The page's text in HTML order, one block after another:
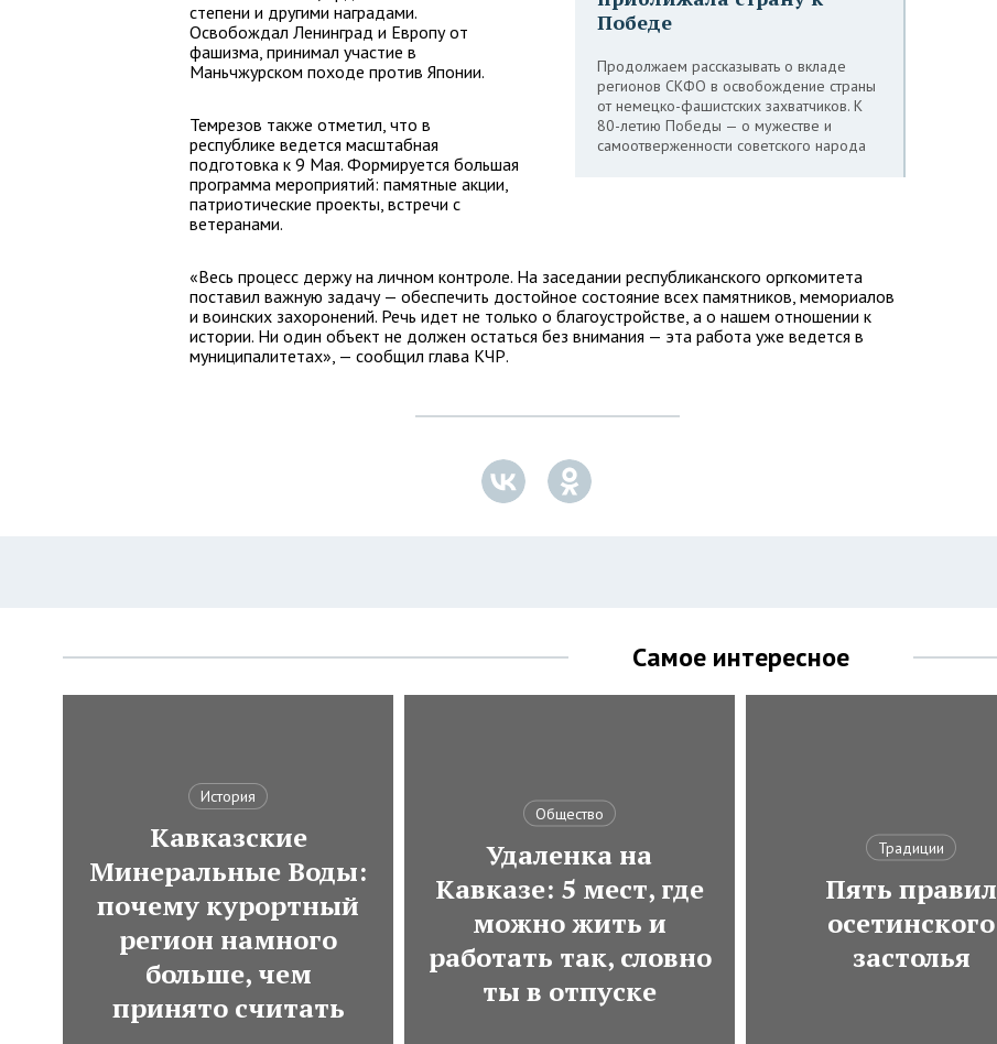
Победе
Продолжаем рассказывать о вкладе
регионов СКФО в освобождение страны
от немецко-фашистских захватчиков. К
80-летию Победы — о мужестве и
самоотверженности советского народа
степени и другими наградами.
Освобождал Ленинград и Европу от
фашизма, принимал участие в
Маньчжурском походе против Японии.
Темрезов также отметил, что в
республике ведется масштабная
подготовка к 9 Мая. Формируется большая
программа мероприятий: памятные акции,
патриотические проекты, встречи с
ветеранами.
«Весь процесс держу на личном контроле. На заседании республиканского оргкомитета
поставил важную задачу — обеспечить достойное состояние всех памятников, мемориалов
и воинских захоронений. Речь идет не только о благоустройстве, а о нашем отношении к
истории. Ни один объект не должен остаться без внимания — эта работа уже ведется в
муниципалитетах», — сообщил глава КЧР.
Самое интересное
История
Кавказские
Минеральные Воды:
почему курортный
регион намного
больше, чем
принято считать
Общество
Удаленка на
Кавказе: 5 мест, где
можно жить и
работать так, словно
ты в отпуске
Традиции
Пять правил
осетинского
застолья